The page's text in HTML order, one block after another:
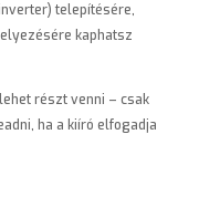
telepítésére,
kaphatsz
részt venni – csak
ha a kiíró elfogadja